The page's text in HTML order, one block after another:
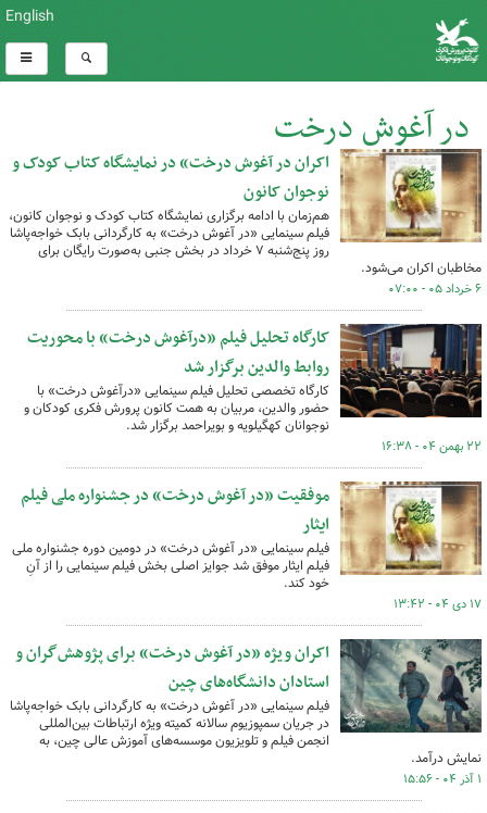
English
در آغوش درخت
کل اخبار:8
اکران در آغوش درخت» در نمایشگاه کتاب کودک و
نوجوان کانون
هم‌زمان با ادامه برگزاری نمایشگاه کتاب کودک و نوجوان کانون،
فیلم سینمایی «در آغوش درخت» به کارگردانی بابک خواجه‌پاشا
روز پنج‌شنبه ۷ خرداد در بخش جنبی به‌صورت رایگان برای
مخاطبان اکران می‌شود.
۶ خرداد ۰۵ - ۰۷:۰۰
کارگاه تحلیل فیلم «درآغوش درخت» با محوریت
روابط والدین برگزار شد
کارگاه تخصصی تحلیل فیلم سینمایی «درآغوش درخت» با
حضور والدین، مربیان به همت کانون پرورش فکری کودکان و
نوجوانان کهگیلویه و بویراحمد برگزار شد.
۲۲ بهمن ۰۴ - ۱۶:۳۸
موفقیت «در آغوش درخت» در جشنواره ملی فیلم
ایثار
فیلم سینمایی «در آغوش درخت» در دومین دوره جشنواره ملی
فیلم ایثار موفق شد جوایز اصلی بخش فیلم سینمایی را از آنِ
خود کند.
۱۷ دی ۰۴ - ۱۳:۴۲
اکران ویژه «در آغوش درخت» برای پژوهش‌گران و
استادان دانشگاه‌های چین
فیلم سینمایی «در آغوش درخت» به کارگردانی بابک خواجه‌پاشا
در جریان سمپوزیوم سالانه کمیته ویژه ارتباطات بین‌المللی
انجمن فیلم و تلویزیون موسسه‌های آموزش عالی چین، به
نمایش درآمد.
۱ آذر ۰۴ - ۱۵:۵۶